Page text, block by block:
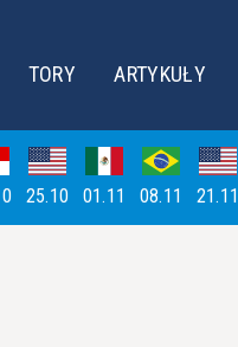
TORY ARTYKUŁY
25.10 01.11 08.11 21.11